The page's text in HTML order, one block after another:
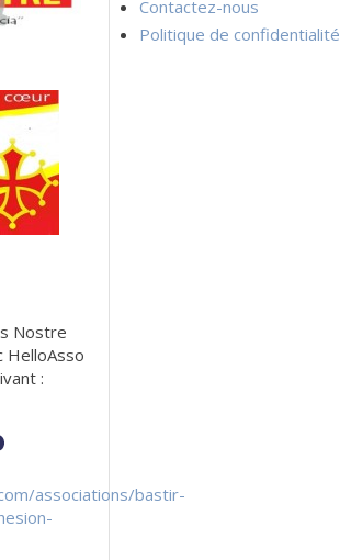
Nostre
HelloAsso
:
associations/bastir-
Contactez-nous
Politique de confidentialité